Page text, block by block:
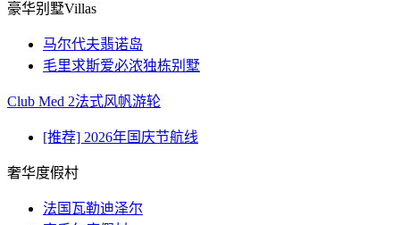
豪华别墅Villas
马尔代夫翡诺岛
毛里求斯爱必浓独栋别墅
Club Med 2法式风帆游轮
[推荐] 2026年国庆节航线
奢华度假村
法国瓦勒迪泽尔